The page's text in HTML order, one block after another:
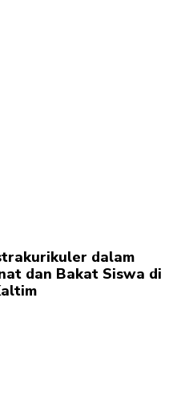
dalam
dan Bakat Siswa di